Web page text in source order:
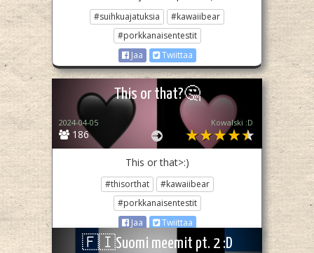
#suihkuajatuksia
#kawaiibear
#porkkanaisentestit
Jaa
Twiittaa
This or that?🤔
186
2024-04-05 Kowalski :D
This or that>:)
#thisorthat
#kawaiibear
#porkkanaisentestit
Jaa
Twiittaa
🇫🇮Suomi meemit pt. 2 :D